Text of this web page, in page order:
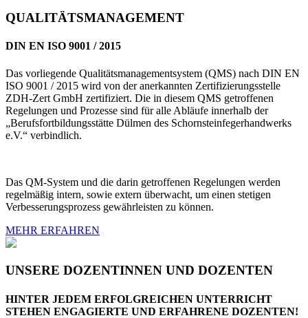
QUALITÄTSMANAGEMENT
DIN EN ISO 9001 / 2015
Das vorliegende Qualitätsmanagementsystem (QMS) nach DIN EN
ISO 9001 / 2015 wird von der anerkannten Zertifizierungsstelle
ZDH-Zert GmbH zertifiziert. Die in diesem QMS getroffenen
Regelungen und Prozesse sind für alle Abläufe innerhalb der
„Berufsfortbildungsstätte Dülmen des Schornsteinfegerhandwerks
e.V.“ verbindlich.
Das QM-System und die darin getroffenen Regelungen werden
regelmäßig intern, sowie extern überwacht, um einen stetigen
Verbesserungsprozess gewährleisten zu können.
MEHR ERFAHREN
UNSERE DOZENTINNEN UND DOZENTEN
HINTER JEDEM ERFOLGREICHEN UNTERRICHT
STEHEN ENGAGIERTE UND ERFAHRENE DOZENTEN!